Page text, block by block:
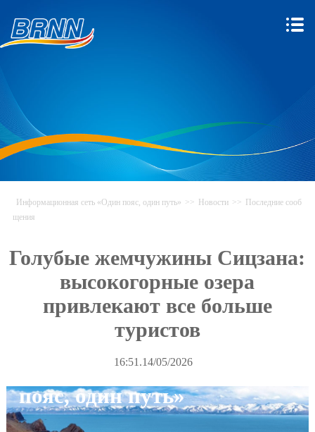
Информационная сеть «Один
пояс, один путь»
Информационная сеть «Один пояс, один путь» >> Новости >> Последние сооб
щения
Голубые жемчужины Сицзана:
высокогорные озера
привлекают все больше
туристов
16:51.14/05/2026